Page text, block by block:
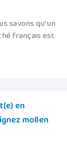
savons qu'un
français est
en
mollen